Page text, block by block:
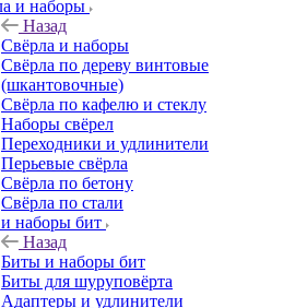
и наборы
Назад
Свёрла и наборы
Свёрла по дереву винтовые
(шкантовочные)
Свёрла по кафелю и стеклу
Наборы свёрел
Переходники и удлинители
Перьевые свёрла
Свёрла по бетону
Свёрла по стали
наборы бит
Назад
Биты и наборы бит
Биты для шуруповёрта
Адаптеры и удлинители